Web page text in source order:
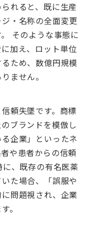
れると、既に生産
・名称の全面変更
そのような事態に
加え、ロット単位
ため、数億円規模
ません。
頼失墜です。商標
ブランドを模倣し
企業」といったネ
や患者からの信頼
、既存の有名医薬
た場合、「誤服や
問題視され、企業
。